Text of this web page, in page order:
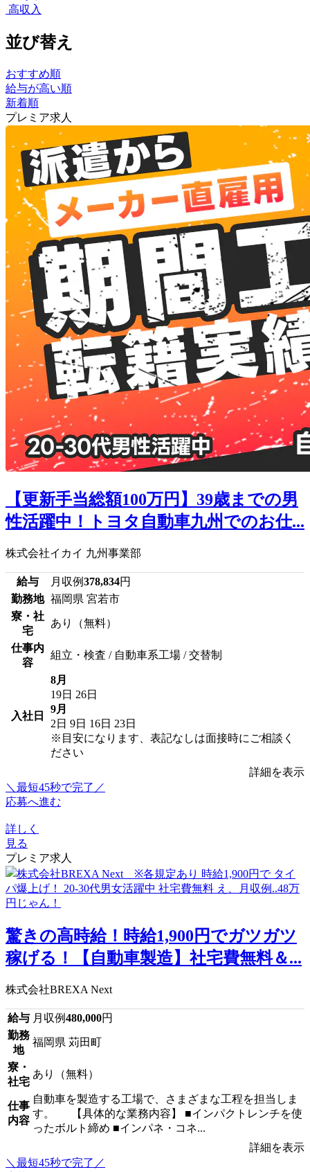
高収入
並び替え
おすすめ順
給与が高い順
新着順
プレミア求人
【更新手当総額100万円】39歳までの男
性活躍中！トヨタ自動車九州でのお仕...
株式会社イカイ 九州事業部
給与 月収例378,834円
勤務地 福岡県 宮若市
寮・社
宅
あり（無料）
仕事内
容
組立・検査 / 自動車系工場 / 交替制
入社日
8月
19日 26日
9月
2日 9日 16日 23日
※目安になります、表記なしは面接時にご相談く
ださい
詳細を表示
＼最短45秒で完了／
応募へ進む
詳しく
見る
プレミア求人
驚きの高時給！時給1,900円でガツガツ
稼げる！【自動車製造】社宅費無料＆...
株式会社BREXA Next
給与 月収例480,000円
勤務
地
福岡県 苅田町
寮・
社宅
あり（無料）
仕事
内容
自動車を製造する工場で、さまざまな工程を担当しま
す。 【具体的な業務内容】 ■インパクトレンチを使
ったボルト締め ■インパネ・コネ...
詳細を表示
＼最短45秒で完了／